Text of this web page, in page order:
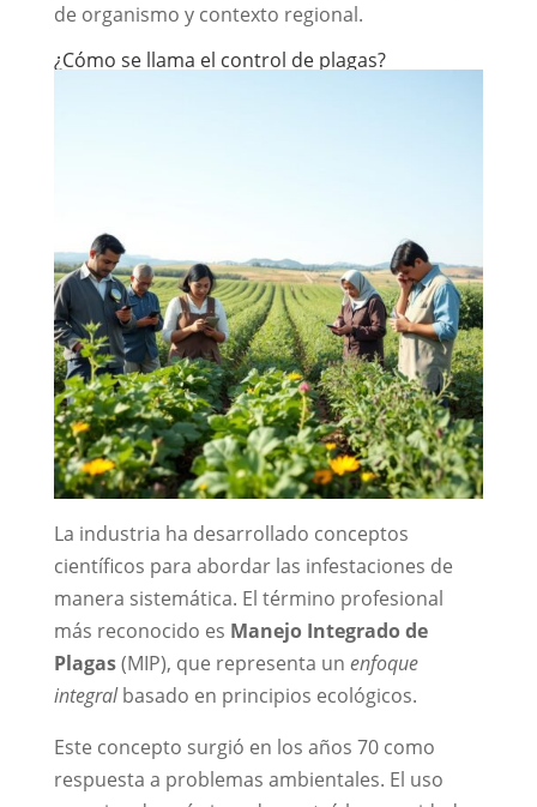
de organismo y contexto regional.
¿Cómo se llama el control de plagas?
La industria ha desarrollado conceptos
científicos para abordar las infestaciones de
manera sistemática. El término profesional
más reconocido es Manejo Integrado de
Plagas(MIP), que representa un enfoque
integralbasado en principios ecológicos.
Este concepto surgió en los años 70 como
respuesta a problemas ambientales. El uso